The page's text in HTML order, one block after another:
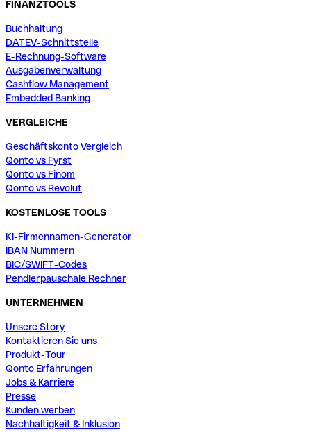
FINANZTOOLS
Buchhaltung
DATEV-Schnittstelle
E-Rechnung-Software
Ausgabenverwaltung
Cashflow Management
Embedded Banking
VERGLEICHE
Geschäftskonto Vergleich
Qonto vs Fyrst
Qonto vs Finom
Qonto vs Revolut
KOSTENLOSE TOOLS
KI-Firmennamen-Generator
IBAN Nummern
BIC/SWIFT-Codes
Pendlerpauschale Rechner
UNTERNEHMEN
Unsere Story
Kontaktieren Sie uns
Produkt-Tour
Qonto Erfahrungen
Jobs & Karriere
Presse
Kunden werben
Nachhaltigkeit & Inklusion